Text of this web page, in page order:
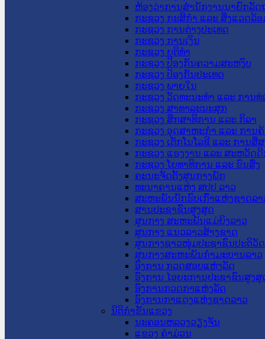
ຫ້ອງວ່າການສຳນັກງານນາຍົກລັດ
ກະຊວງ ກະສິກຳ ແລະ ສິ່ງແວດລ້ອ
ກະຊວງ ການຕ່າງປະເທດ
ກະຊວງ ການເງິນ
ກະຊວງ ຍຸຕິທໍາ
ກະຊວງ ປ້ອງກັນຄວາມສະຫງົບ
ກະຊວງ ປ້ອງກັນປະເທດ
ກະຊວງ ພາຍໃນ
ກະຊວງ ວັດທະນະທຳ ແລະ ການທ່
ກະຊວງ ສາທາລະນະສຸກ
ກະຊວງ ສຶກສາທິການ ແລະ ກິລາ
ກະຊວງ ອຸດສາຫະກຳ ແລະ ການຄ້
ກະຊວງ ເຕັກໂນໂລຊີ ແລະ ການສື່
ກະຊວງ ແຮງງານ ແລະ ສະຫວັດ
ກະຊວງ ໂຍທາທິການ ແລະ ຂົນສົ່ງ
ຄະນະຈັດຕັ້ງສູນກາງພັກ
ທະນາຄານແຫ່ງ ສປປ ລາວ
ສະຫະພັນນັກຮົບເກົ່າແຫ່ງຊາດລາ
ສານປະຊາຊົນສູງສຸດ
ສູນກາງ ສະຫະພັນແມ່ຍິງລາວ
ສູນກາງ ແນວລາວສ້າງຊາດ
ສູນກາງຊາວໜຸ່ມປະຊາຊົນປະຕິວັ
ສູນກາງສະຫະພັນກຳມະບານລາວ
ອົງການ ກວດສອບແຫ່ງລັດ
ອົງການ ໄອຍະການປະຊາຊົນສູງສຸ
ອົງການກວດກາແຫ່ງລັດ
ອົງການກາແດງແຫ່ງຊາດລາວ
ນິຕິກໍາຂັ້ນແຂວງ
ນະ​ຄອນ​ຫລວງວຽງຈັນ
ແຂວງ ຄໍາມ່ວນ